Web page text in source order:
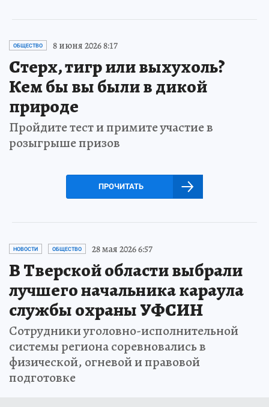
ОБЩЕСТВО 8 июня 2026 8:17
Стерх, тигр или выхухоль?
Кем бы вы были в дикой
природе
Пройдите тест и примите участие в
розыгрыше призов
ПРОЧИТАТЬ
НОВОСТИ ОБЩЕСТВО 28 мая 2026 6:57
В Тверской области выбрали
лучшего начальника караула
службы охраны УФСИН
Сотрудники уголовно-исполнительной
системы региона соревновались в
физической, огневой и правовой
подготовке